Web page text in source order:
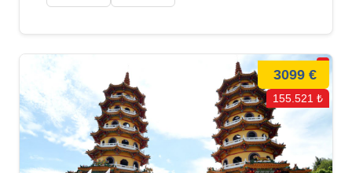
3099 €
155.521 ₺